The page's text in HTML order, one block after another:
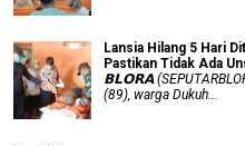
Lansia Hilang 5 Hari
Pastikan Tidak Ada
𝗕𝗟𝗢𝗥𝗔
(89), warga Dukuh...